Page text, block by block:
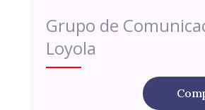
Grupo de
Loyola